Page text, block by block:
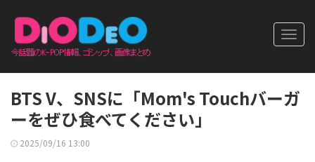
BTS V、SNSに「Mom's Touchバーガ
ーをぜひ食べてください」
2025/09/16 13:00